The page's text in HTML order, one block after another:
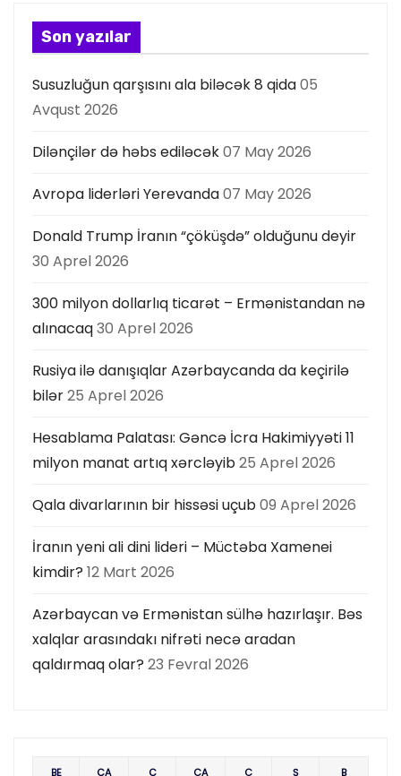
s
ı
Son yazılar
Susuzluğun qarşısını ala biləcək 8 qida05
Avqust 2026
Dilənçilər də həbs ediləcək07 May 2026
Avropa liderləri Yerevanda07 May 2026
Donald Trump İranın “çöküşdə” olduğunu deyir
30 Aprel 2026
300 milyon dollarlıq ticarət – Ermənistandan nə
alınacaq30 Aprel 2026
Rusiya ilə danışıqlar Azərbaycanda da keçirilə
bilər25 Aprel 2026
Hesablama Palatası: Gəncə İcra Hakimiyyəti 11
milyon manat artıq xərcləyib25 Aprel 2026
Qala divarlarının bir hissəsi uçub09 Aprel 2026
İranın yeni ali dini lideri – Müctəba Xamenei
kimdir? 12 Mart 2026
Azərbaycan və Ermənistan sülhə hazırlaşır. Bəs
xalqlar arasındakı nifrəti necə aradan
qaldırmaq olar? 23 Fevral 2026
BE ÇA Ç CA C Ş B